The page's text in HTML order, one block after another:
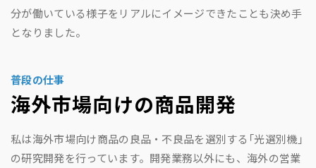
分が働いている様子をリアルにイメージできたことも決め手
となりました。
普段の仕事
海外市場向けの商品開発
私は海外市場向け商品の良品・不良品を選別する「光選別機」
の研究開発を行っています。開発業務以外にも、海外の営業